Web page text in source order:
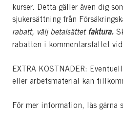
kurser. Detta gäller även dig
sjukersättning från
rabatt, välj betalsättet faktura.
rabatten i kommentarsfältet
EXTRA KOSTNADER:
eller arbetsmaterial kan
För mer information, läs gärna